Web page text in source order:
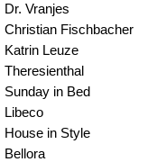
Dr. Vranjes
Christian Fischbacher
Katrin Leuze
Theresienthal
Sunday in Bed
Libeco
House in Style
Bellora